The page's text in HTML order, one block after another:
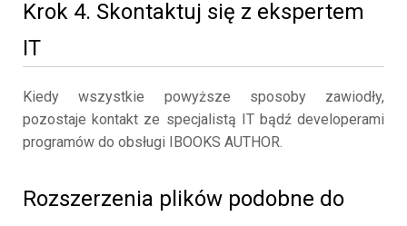
Krok 4. Skontaktuj się z ekspertem
IT
Kiedy wszystkie powyższe sposoby zawiodły,
pozostaje kontakt ze specjalistą IT bądź developerami
programów do obsługi IBOOKS AUTHOR.
Rozszerzenia plików podobne do